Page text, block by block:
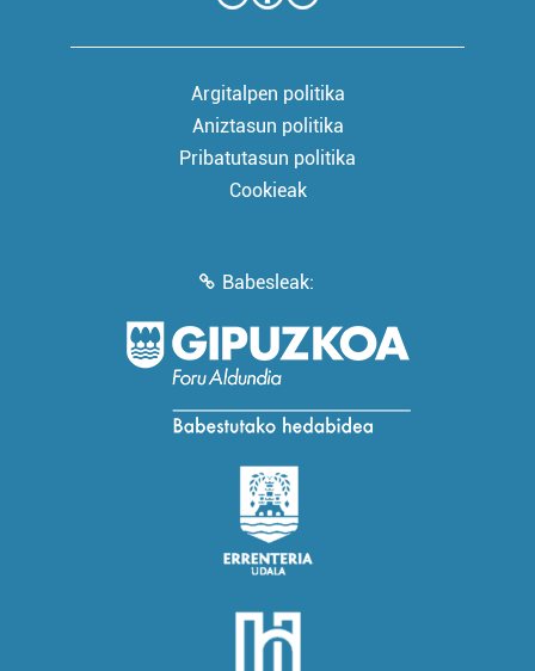
Argitalpen politika
Aniztasun politika
Pribatutasun politika
Cookieak
Babesleak: